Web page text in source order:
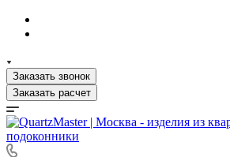
Заказать звонок
Заказать расчет